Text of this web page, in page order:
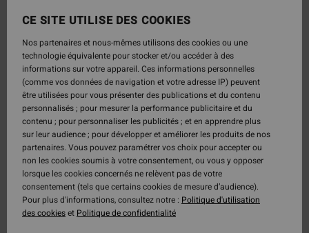
CE SITE UTILISE DES COOKIES
Nos partenaires et nous-mêmes utilisons des cookies ou une
technologie équivalente pour stocker et/ou accéder à des
informations sur votre appareil. Ces informations personnelles
(comme vos données de navigation et votre adresse IP) peuvent
être utilisées pour vous présenter des publications et du contenu
personnalisés ; pour mesurer la performance publicitaire et du
contenu ; pour personnaliser les publicités ; et en apprendre plus
sur leur audience ; pour développer et améliorer les produits de nos
partenaires. Vous pouvez paramétrer vos choix pour accepter ou
non les cookies soumis à votre consentement, ou vous y opposer
lorsque les cookies concernés ne relèvent pas de votre
consentement (tels que certains cookies de mesure d’audience).
Pour plus d'informations, consultez notre : Politique d'utilisation
des cookieset Politique de confidentialité